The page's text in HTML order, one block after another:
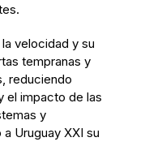
velocidad y su
tempranas y
reduciendo
el impacto de las
y
Uruguay XXI su